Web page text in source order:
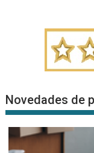
Novedades de